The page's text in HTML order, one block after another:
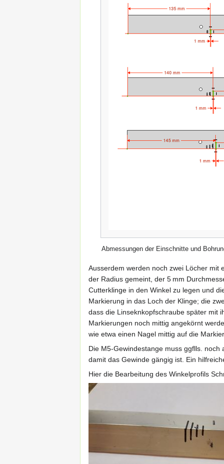
Abmessungen der Einschnitte und
Ausserdem werden noch zwei Löcher mit
der Radius gemeint, der 5 mm
Cutterklinge in den Winkel zu legen und
Markierung in das Loch der Klinge; die
dass die Linseknkopfschraube später mit
Markierungen noch mittig angekörnt
wie etwa einen Nagel mittig auf die
Die M5-Gewindestange muss ggflls.
damit das Gewinde gängig ist. Ein
Hier die Bearbeitung des Winkelprofils